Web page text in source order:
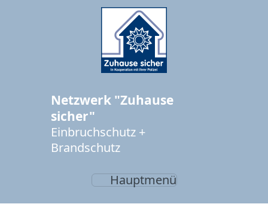
Netzwerk "Zuhause
sicher"
Einbruchschutz +
Brandschutz
Hauptmenü